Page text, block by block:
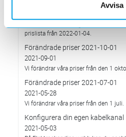
Avvisa
prislista från 2022-01-04.
Förändrade priser 2021-10-01
2021-09-01
Vi förändrar våra priser från den 1
Förändrade priser 2021-07-01
2021-05-28
Vi förändrar våra priser från den 1 juli.
Konfigurera din egen kabelkanal
2021-05-03